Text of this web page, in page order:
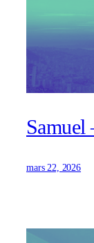
Samuel
mars 22, 2026